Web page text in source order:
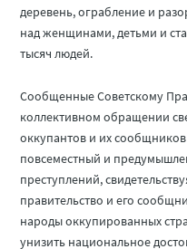
деревень, ограбление и
над женщинами, детьми и
тысяч людей.
Сообщенные Советскому
коллективном обращении
оккупантов и их
повсеместный и
преступлений,
правительство и его
народы оккупированных
унизить национальное